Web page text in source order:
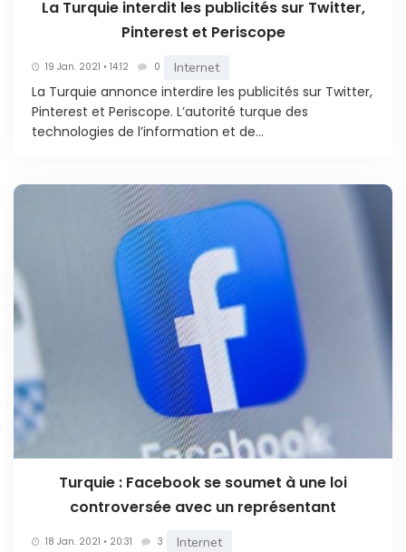
La Turquie interdit les publicités sur Twitter,
Pinterest et Periscope
19 Jan. 2021 • 14:12 0 Internet
La Turquie annonce interdire les publicités sur Twitter,
Pinterest et Periscope. L’autorité turque des
technologies de l’information et de...
Turquie : Facebook se soumet à une loi
controversée avec un représentant
18 Jan. 2021 • 20:31 3 Internet